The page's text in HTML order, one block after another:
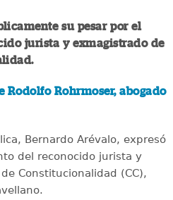
su pesar por el
jurista y exmagistrado de
Rodolfo Rohrmoser, abogado
Bernardo Arévalo, expresó
del reconocido jurista y
Constitucionalidad (CC),